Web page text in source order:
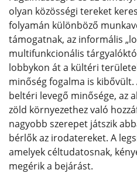
olyan közösségi tereket
folyamán különböző
támogatnak, az informális
multifunkcionális
lobbykon át a kültéri
minőség fogalma is kibővült.
beltéri levegő minősége, az
zöld környezethez való
nagyobb szerepet játszik
bérlők az irodatereket. A
amelyek céltudatosnak,
megérik a bejárást.